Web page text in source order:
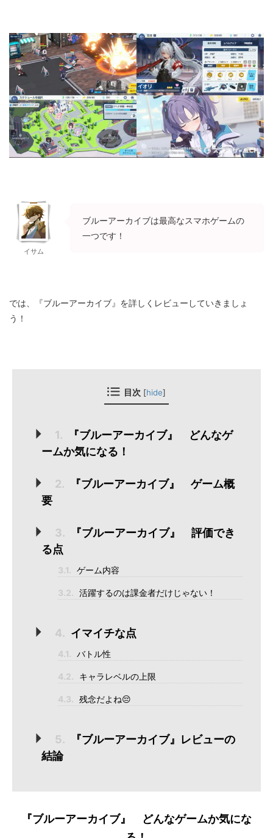
イサム
ブルーアーカイブは最高なスマホゲームの
一つです！
では、『ブルーアーカイブ』を詳しくレビューしていきましょ
う！
目次 [hide]
1.
『ブルーアーカイブ』 どんなゲ
ームか気になる！
2.
『ブルーアーカイブ』 ゲーム概
要
3.
『ブルーアーカイブ』 評価でき
る点
3.1. ゲーム内容
3.2. 活躍するのは課金者だけじゃない！
4. イマイチな点
4.1. バトル性
4.2. キャラレベルの上限
4.3. 残念だよね😔
5.
『ブルーアーカイブ』レビューの
結論
『ブルーアーカイブ』 どんなゲームか気にな